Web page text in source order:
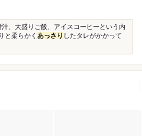
、大盛りご飯、アイスコーヒーという内
と柔らかく あっさり したタレがかかって